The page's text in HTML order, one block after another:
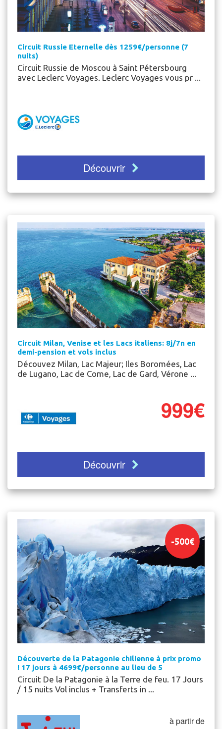
Circuit Russie Eternelle dès 1259€/personne (7
nuits)
Circuit Russie de Moscou à Saint Pétersbourg
avec Leclerc Voyages. Leclerc Voyages vous pr ...
Découvrir
Circuit Milan, Venise et les Lacs italiens: 8j/7n en
demi-pension et vols inclus
Découvez Milan, Lac Majeur; Iles Boromées, Lac
de Lugano, Lac de Come, Lac de Gard, Vérone ...
999€
Découvrir
-500€
Découverte de la Patagonie chilienne à prix promo
! 17 jours à 4699€/personne au lieu de 5
Circuit De la Patagonie à la Terre de feu. 17 Jours
/ 15 nuits Vol inclus + Transferts in ...
à partir de